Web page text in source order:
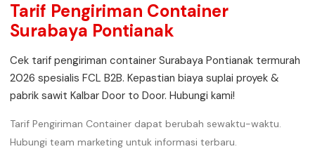
Tarif Pengiriman Container
Surabaya Pontianak
Cek tarif pengiriman container Surabaya Pontianak termurah
2026 spesialis FCL B2B. Kepastian biaya suplai proyek &
pabrik sawit Kalbar Door to Door. Hubungi kami!
Tarif Pengiriman Container dapat berubah sewaktu-waktu.
Hubungi team marketing untuk informasi terbaru.